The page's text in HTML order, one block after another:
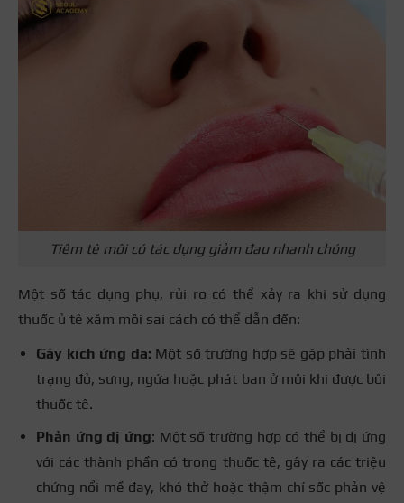
Tiêm tê môi có tác dụng giảm đau nhanh chóng
Một số tác dụng phụ, rủi ro có thể xảy ra khi sử dụng
thuốc ủ tê xăm môi sai cách có thể dẫn đến:
Gây kích ứng da: Một số trường hợp sẽ gặp phải tình
trạng đỏ, sưng, ngứa hoặc phát ban ở môi khi được bôi
thuốc tê.
Phản ứng dị ứng: Một số trường hợp có thể bị dị ứng
với các thành phần có trong thuốc tê, gây ra các triệu
chứng nổi mề đay, khó thở hoặc thậm chí sốc phản vệ